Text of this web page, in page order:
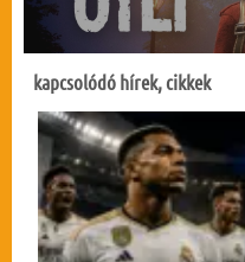
kapcsolódó hírek, cikkek